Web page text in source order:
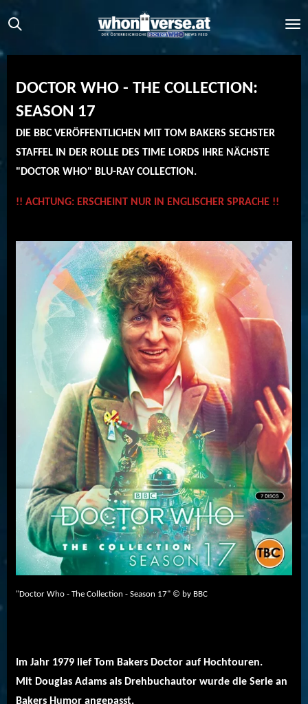
Zum
Hauptinhalt
springen
DOCTOR WHO - THE COLLECTION:
SEASON 17
DIE BBC VERÖFFENTLICHEN MIT TOM BAKERS SECHSTER
STAFFEL IN DER ROLLE DES TIME LORDS IHRE NÄCHSTE
"DOCTOR WHO" BLU-RAY COLLECTION.
!! ACHTUNG: ERSCHEINT NUR IN ENGLISCHER SPRACHE !!
"Doctor Who - The Collection - Season 17" © by BBC
Im Jahr 1979 lief Tom Bakers Doctor auf Hochtouren.
Mit Douglas Adams als Drehbuchautor wurde die Serie an
Bakers Humor angepasst.